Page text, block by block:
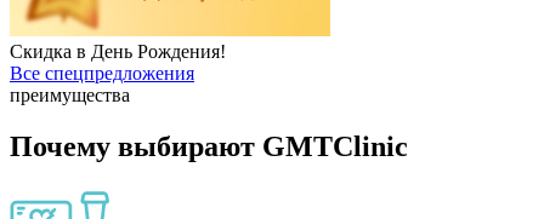
Скидка в День Рождения!
Все спецпредложения
преимущества
Почему выбирают GMTClinic